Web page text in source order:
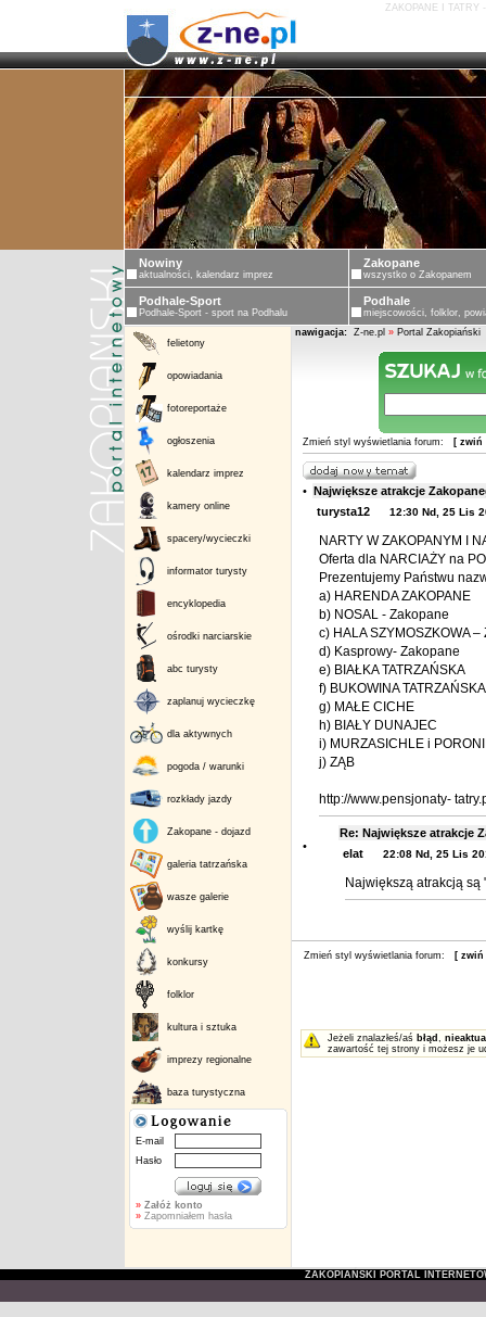
ZAKOPANE I TATRY
Nowiny
aktualności, kalendarz imprez
Zakopane
wszystko o Zakopanem
Podhale-Sport
Podhale-Sport - sport na Podhalu
Podhale
miejscowości, folklor,
felietony
opowiadania
fotoreportaże
ogłoszenia
kalendarz imprez
kamery online
spacery/wycieczki
informator turysty
encyklopedia
ośrodki narciarskie
abc turysty
zaplanuj wycieczkę
dla aktywnych
pogoda / warunki
rozkłady jazdy
Zakopane - dojazd
galeria tatrzańska
wasze galerie
wyślij kartkę
konkursy
folklor
kultura i sztuka
imprezy regionalne
baza turystyczna
E-mail
Hasło
» Załóż konto
»Zapomniałem hasła
nawigacja: Z-ne.pl » Portal Zakopiański
Zmień styl wyświetlania forum: [ zwiń
• Największe atrakcje
turysta12
12:30 Nd, 25 Lis
NARTY W ZAKOPANYM I
Oferta dla NARCIAŻY na
Prezentujemy Państwu
a) HARENDA ZAKOPANE
b) NOSAL - Zakopane
c) HALA SZYMOSZKOWA –
d) Kasprowy- Zakopane
e) BIAŁKA TATRZAŃSKA
f) BUKOWINA TATRZAŃSKA
g) MAŁE CICHE
h) BIAŁY DUNAJEC
i) MURZASICHLE i
j) ZĄB
http://www.pensjonaty-
•
Re: Największe atrakcje
elat
22:08 Nd, 25 Lis
Największą atrakcją są
Zmień styl wyświetlania forum: [ zwiń
Jeżeli znalazłeś/aś błąd ,
zawartość tej strony i możesz je
ZAKOPIAŃSKI PORTAL